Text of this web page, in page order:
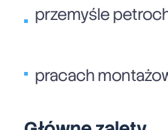
przemyśle
pracach